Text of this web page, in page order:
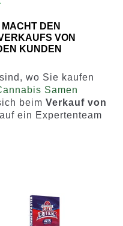
DEN
VON
KUNDEN
wo Sie kaufen
Samen
beim Verkauf von
ein Expertenteam